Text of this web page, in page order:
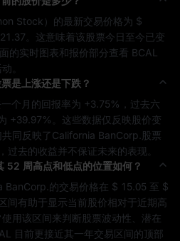
Stock ）的最新交易价格为 $
。这意味着该股票今日至今已变
的实时图表和报价部分查看 BCAL
。
票是上涨还是下跌？
个月的回报率为 +3.75%
，过去六
+39.97%
。这些数据仅反映股价变
同反映了California BanCorp. 股票
过去的收益并不保证未来的表现。
52 周高点和低点的位置如何？
BanCorp. 的交易价格在 $ 15.05 至 $
间有助于显示当前股价相对于近期高
用该区间来判断股票波动性、潜在
目前更接近其一年交易区间的顶部